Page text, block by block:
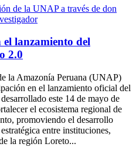
el lanzamiento del
2.0
la Amazonía Peruana (UNAP)
en el lanzamiento oficial del
este 14 de mayo de
el ecosistema regional de
promoviendo el desarrollo
entre instituciones,
la región Loreto...